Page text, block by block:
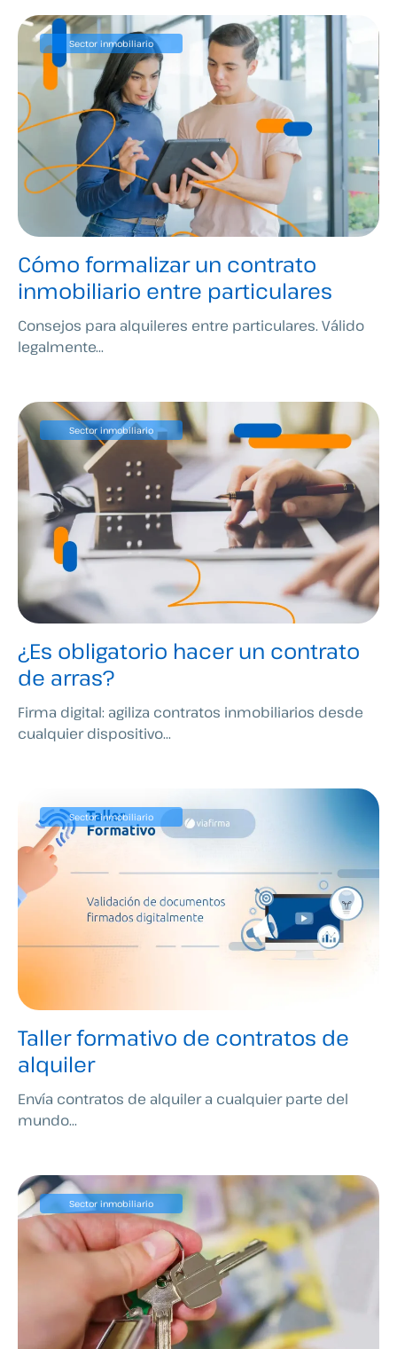
Cómo formalizar un contrato
inmobiliario entre particulares
Sector inmobiliario
Consejos para alquileres entre particulares. Válido
legalmente...
¿Es obligatorio hacer un contrato
de arras?
Sector inmobiliario
Firma digital: agiliza contratos inmobiliarios desde
cualquier dispositivo...
Taller formativo de contratos de
alquiler
Sector inmobiliario
Envía contratos de alquiler a cualquier parte del
mundo...
Sector inmobiliario